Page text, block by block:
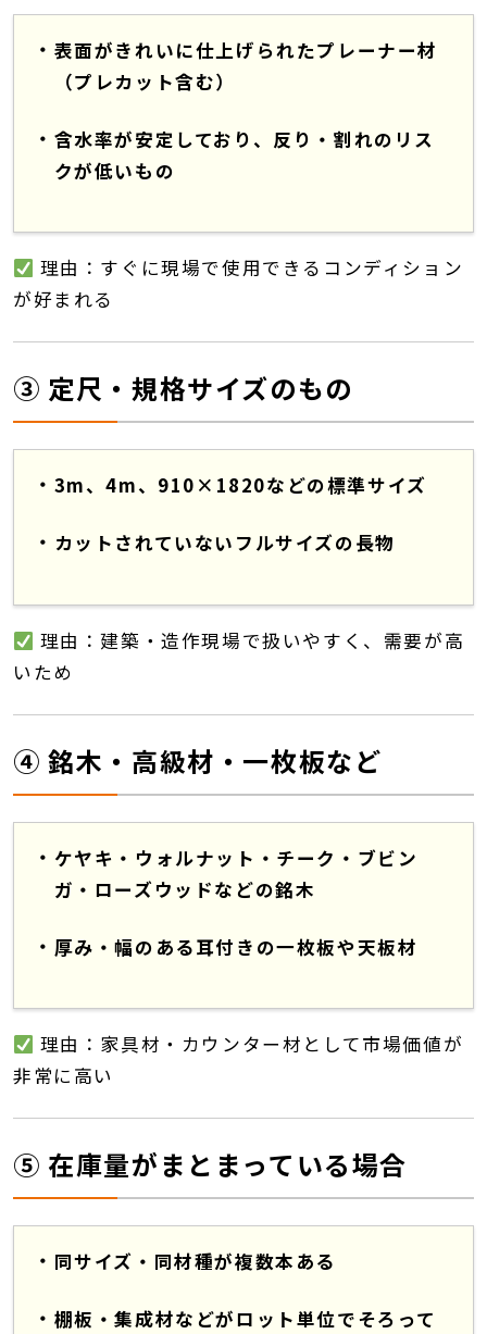
表面がきれいに仕上げられたプレーナー材
（プレカット含む）
含水率が安定しており、反り・割れのリス
クが低いもの
理由：すぐに現場で使用できるコンディション
が好まれる
③ 定尺・規格サイズのもの
3m、4m、910×1820などの標準サイズ
カットされていないフルサイズの長物
理由：建築・造作現場で扱いやすく、需要が高
いため
④ 銘木・高級材・一枚板など
ケヤキ・ウォルナット・チーク・ブビン
ガ・ローズウッドなどの銘木
厚み・幅のある耳付きの一枚板や天板材
理由：家具材・カウンター材として市場価値が
非常に高い
⑤ 在庫量がまとまっている場合
同サイズ・同材種が複数本ある
棚板・集成材などがロット単位でそろって